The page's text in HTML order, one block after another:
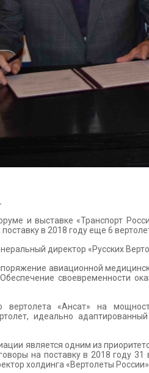
и выставке «Транспорт
в 2018 году еще 6
директор «Русских
авиационной
своевременности
вертолета «Ансат» на
идеально
является одним из
на поставку в 2018 году
холдинга «Вертолеты